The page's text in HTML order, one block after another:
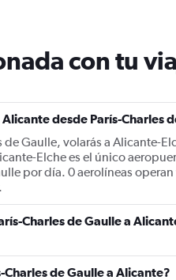
con tu
desde París-Charles
Gaulle, volarás a Alicante-
Elche es el único
por día. 0 aerolíneas
Charles de Gaulle a
de Gaulle a Alicante?